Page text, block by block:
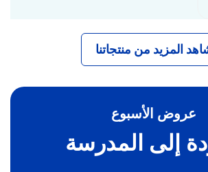
المزيد من منتجاتنا
عروض الأسبوع
إلى المدرسة